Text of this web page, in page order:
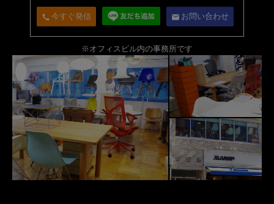
call 今すぐ発信 email お問い合わせ
※オフィスビル内の事務所です